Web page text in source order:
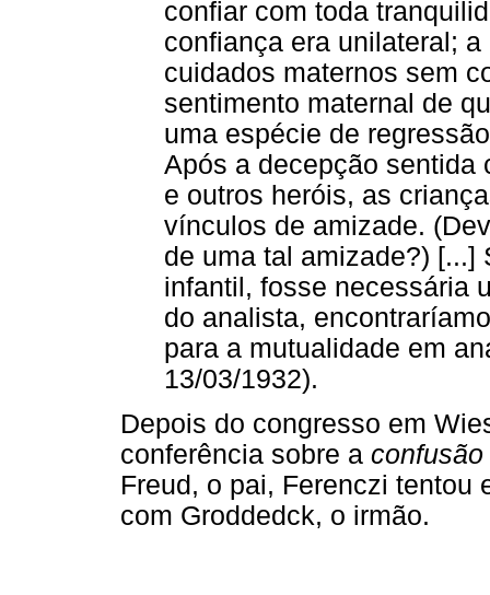
confiar com toda
confiança era unilateral;
cuidados maternos sem
sentimento maternal de
uma espécie de
Após a decepção sentida
e outros heróis, as
vínculos de amizade.
de uma tal amizade?) [...]
infantil, fosse necessária
do analista,
para a mutualidade em
13/03/1932).
Depois do congresso em
conferência sobre a
Freud, o pai, Ferenczi tentou
com Groddedck, o irmão.